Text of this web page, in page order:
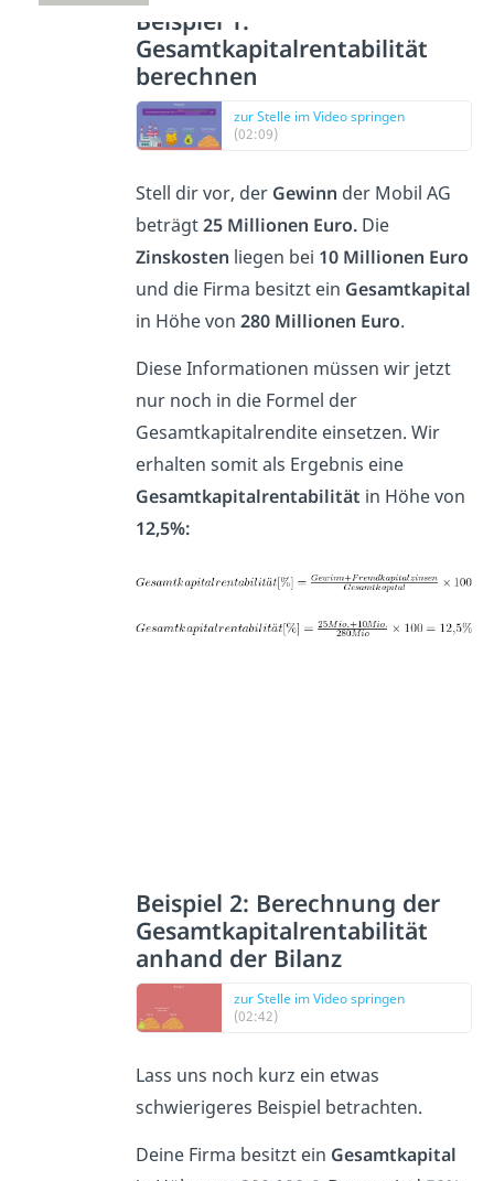
Beispiel 1:
Gesamtkapitalrentabilität
berechnen
zur Stelle im Video springen
(02:09)
Stell dir vor, der Gewinn der Mobil AG
beträgt25 Millionen Euro.Die
Zinskosten liegen bei 10 Millionen Euro
und die Firma besitzt ein Gesamtkapital
in Höhe von 280 Millionen Euro.
Diese Informationen müssen wir jetzt
nur noch in die Formel der
Gesamtkapitalrendite einsetzen. Wir
erhalten somit als Ergebnis eine
Gesamtkapitalrentabilität in Höhe von
12,5%:
Beispiel 2: Berechnung der
Gesamtkapitalrentabilität
anhand der Bilanz
zur Stelle im Video springen
(02:42)
Lass uns noch kurz ein etwas
schwierigeres Beispiel betrachten.
Deine Firma besitzt ein Gesamtkapital